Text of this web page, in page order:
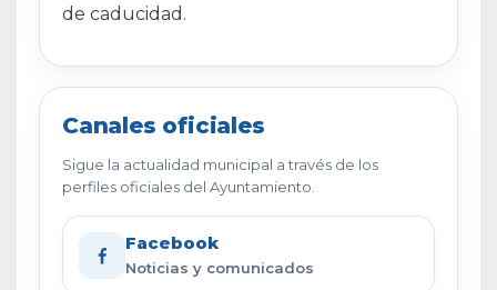
de caducidad.
Canales oficiales
Sigue la actualidad municipal a través de los
perfiles oficiales del Ayuntamiento.
Facebook
Noticias y comunicados